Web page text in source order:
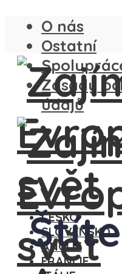
O nás
Ostatní
Zásady
údajů
ČESKO
SLOVENSKO
ANGLIE
FRANCIE